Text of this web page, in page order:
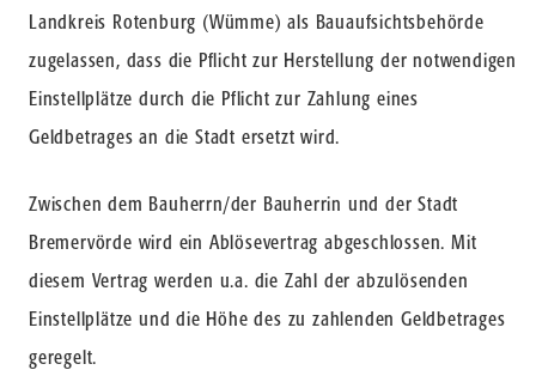
Landkreis Rotenburg (Wümme) als Bauaufsichtsbehörde
zugelassen, dass die Pflicht zur Herstellung der notwendigen
Einstellplätze durch die Pflicht zur Zahlung eines
Geldbetrages an die Stadt ersetzt wird.
Zwischen dem Bauherrn/der Bauherrin und der Stadt
Bremervörde wird ein Ablösevertrag abgeschlossen. Mit
diesem Vertrag werden u.a. die Zahl der abzulösenden
Einstellplätze und die Höhe des zu zahlenden Geldbetrages
geregelt.